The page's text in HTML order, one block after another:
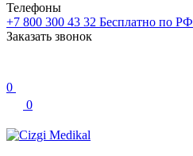
Телефоны
+7 800 300 43 32 Бесплатно по РФ
Заказать звонок
0
0